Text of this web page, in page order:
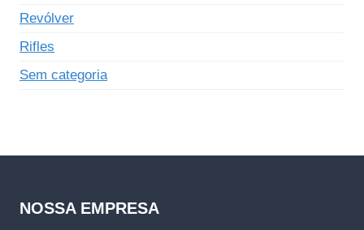
Revólver
Rifles
Sem categoria
NOSSA EMPRESA